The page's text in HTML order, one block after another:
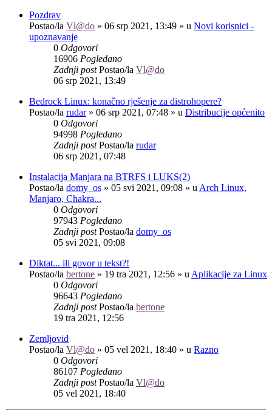
Pozdrav
Postao/la Vl@do » 06 srp 2021, 13:49 » u Novi korisnici -
upoznavanje
0 Odgovori
16906 Pogledano
Zadnji postPostao/la Vl@do
06 srp 2021, 13:49
Bedrock Linux: konačno rješenje za distrohopere?
Postao/la rudar» 06 srp 2021, 07:48 » u Distribucije općenito
0 Odgovori
94998 Pogledano
Zadnji postPostao/la rudar
06 srp 2021, 07:48
Instalacija Manjara na BTRFS i LUKS(2)
Postao/la domy_os » 05 svi 2021, 09:08 » u Arch Linux,
Manjaro, Chakra...
0 Odgovori
97943 Pogledano
Zadnji postPostao/la domy_os
05 svi 2021, 09:08
Diktat... ili govor u tekst?!
Postao/la bertone » 19 tra 2021, 12:56 » u Aplikacije za Linux
0 Odgovori
96643 Pogledano
Zadnji postPostao/la bertone
19 tra 2021, 12:56
Zemljovid
Postao/la Vl@do » 05 vel 2021, 18:40 » u Razno
0 Odgovori
86107 Pogledano
Zadnji postPostao/la Vl@do
05 vel 2021, 18:40